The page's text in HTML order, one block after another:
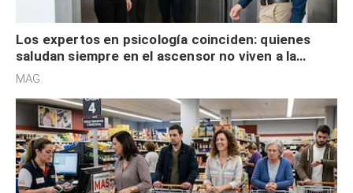
Los expertos en psicología coinciden: quienes
saludan siempre en el ascensor no viven a la
defensiva y tienen apertura social
MAG.